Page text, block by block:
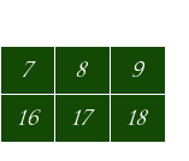
7 8
9
16 17 18